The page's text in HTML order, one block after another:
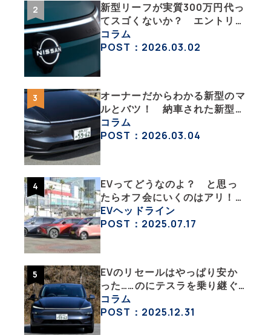
新型リーフが実質300万円代っ
てスゴくないか？ エントリー
グレード「B5」の中身を詳細
チェックした
コラム
POST：2026.03.02
オーナーだからわかる新型のマ
ルとバツ！ 納車された新型を
旧型モデルＹと細部まで比べて
みた【テスラ沼にはまった大学
コラム
POST：2026.03.04
EVってどうなのよ？ と思っ
たらオフ会にいくのはアリ！
エンジン車とはまた違うハード
ル低めなEVオフ会の中身
EVヘッドライン
POST：2025.07.17
EVのリセールはやっぱり安か
った……のにテスラを乗り継ぐ
ってどういうこと？ 【テスラ
沼にはまった大学教授のEV生
コラム
POST：2025.12.31